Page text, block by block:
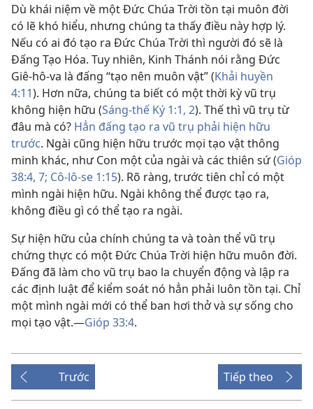
Dù khái niệm về một Đức Chúa Trời tồn tại muôn đời
có lẽ khó hiểu, nhưng chúng ta thấy điều này hợp lý.
Nếu có ai đó tạo ra Đức Chúa Trời thì người đó sẽ là
Đấng Tạo Hóa. Tuy nhiên, Kinh Thánh nói rằng Đức
Giê-hô-va là đấng “tạo nên muôn vật” (Khải huyền
4:11). Hơn nữa, chúng ta biết có một thời kỳ vũ trụ
không hiện hữu (Sáng-thế Ký 1:1, 2). Thế thì vũ trụ từ
đâu mà có? Hẳn đấng tạo ra vũ trụ phải hiện hữu
trước. Ngài cũng hiện hữu trước mọi tạo vật thông
minh khác, như Con một của ngài và các thiên sứ (Gióp
38:4, 7; Cô-lô-se 1:15). Rõ ràng, trước tiên chỉ có một
mình ngài hiện hữu. Ngài không thể được tạo ra,
không điều gì có thể tạo ra ngài.
Sự hiện hữu của chính chúng ta và toàn thể vũ trụ
chứng thực có một Đức Chúa Trời hiện hữu muôn đời.
Đấng đã làm cho vũ trụ bao la chuyển động và lập ra
các định luật để kiểm soát nó hẳn phải luôn tồn tại. Chỉ
một mình ngài mới có thể ban hơi thở và sự sống cho
mọi tạo vật.—Gióp 33:4.
Trước Tiếp theo